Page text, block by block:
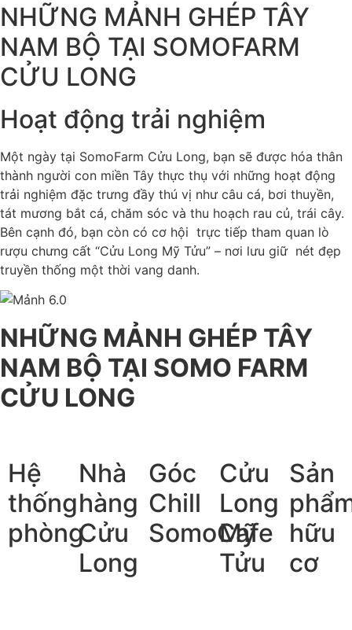
NHỮNG MẢNH GHÉP TÂY
NAM BỘ TẠI SOMOFARM
CỬU LONG
Hoạt động trải nghiệm
Một ngày tại SomoFarm Cửu Long, bạn sẽ được hóa thân
thành người con miền Tây thực thụ với những hoạt động
trải nghiệm đặc trưng đầy thú vị như câu cá, bơi thuyền,
tát mương bắt cá, chăm sóc và thu hoạch rau củ, trái cây.
Bên cạnh đó, bạn còn có cơ hội trực tiếp tham quan lò
rượu chưng cất “Cửu Long Mỹ Tửu” – nơi lưu giữ nét đẹp
truyền thống một thời vang danh.
NHỮNG MẢNH GHÉP TÂY
NAM BỘ TẠI SOMO FARM
CỬU LONG
Hệ
thống
phòng
Nhà
hàng
Cửu
Long
Góc
Chill
SomoCafe
Cửu
Long
Mỹ
Tửu
Sản
hữu
cơ